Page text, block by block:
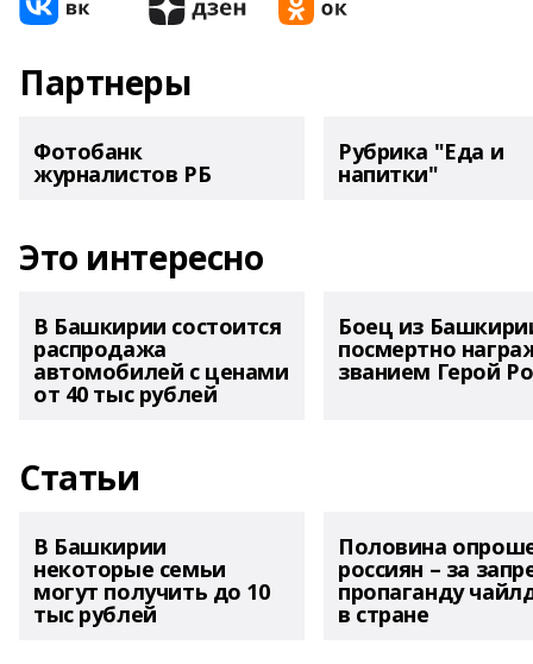
Партнеры
Фотобанк
журналистов РБ
Рубрика "Еда и
напитки"
Это интересно
В Башкирии состоится
распродажа
автомобилей с ценами
от 40 тыс рублей
Боец из
посмертно
званием Герой
Статьи
В Башкирии
некоторые семьи
могут получить до 10
тыс рублей
Половина
россиян – за
пропаганду
в стране